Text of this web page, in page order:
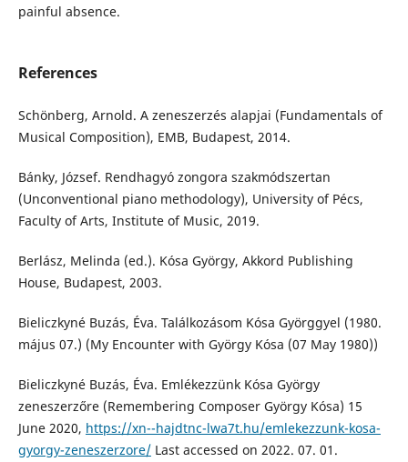
painful absence.
References
Schönberg, Arnold. A zeneszerzés alapjai (Fundamentals of
Musical Composition), EMB, Budapest, 2014.
Bánky, József. Rendhagyó zongora szakmódszertan
(Unconventional piano methodology), University of Pécs,
Faculty of Arts, Institute of Music, 2019.
Berlász, Melinda (ed.). Kósa György, Akkord Publishing
House, Budapest, 2003.
Bieliczkyné Buzás, Éva. Találkozásom Kósa Györggyel (1980.
május 07.) (My Encounter with György Kósa (07 May 1980))
Bieliczkyné Buzás, Éva. Emlékezzünk Kósa György
zeneszerzőre (Remembering Composer György Kósa) 15
June 2020, https://xn--hajdtnc-lwa7t.hu/emlekezzunk-kosa-
gyorgy-zeneszerzore/Last accessed on 2022. 07. 01.